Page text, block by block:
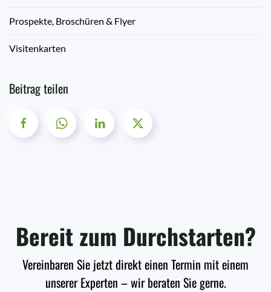
Prospekte, Broschüren & Flyer
Visitenkarten
Beitrag teilen
Bereit zum Durchstarten?
Vereinbaren Sie jetzt direkt einen Termin mit einem
unserer Experten – wir beraten Sie gerne.